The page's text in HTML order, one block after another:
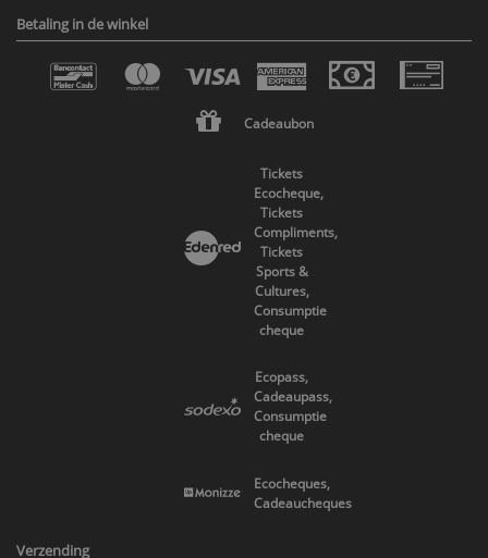
Betaling in de winkel
Cadeaubon
Tickets
Ecocheque,
Tickets
Compliments,
Tickets
Sports &
Cultures,
Consumptie
cheque
Ecopass,
Cadeaupass,
Consumptie
cheque
Ecocheques,
Cadeaucheques
Verzending